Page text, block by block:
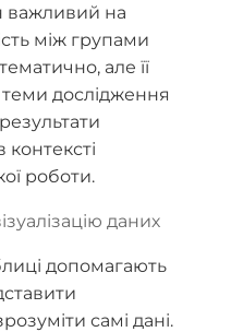
важливий на
між групами
але її
дослідження
роботи.
даних
допомагають
самі дані.